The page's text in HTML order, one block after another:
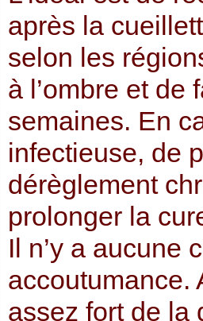
après la
selon les
à l’ombre et de
semaines. En
infectieuse, de
dérèglement
prolonger la
Il n’y a aucune
accoutumance.
assez fort de la